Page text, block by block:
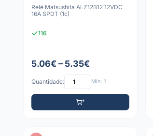
Relé Matsushita ALZ12B12 12VDC
16A SPDT (1c)
116
5.06€ – 5.35€
Quantidade: Mín: 1